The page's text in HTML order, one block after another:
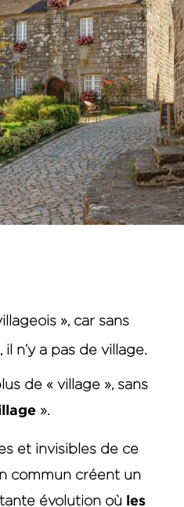
», car sans
n’y a pas de village.
de « village », sans
».
et invisibles de ce
commun créent un
évolution où les